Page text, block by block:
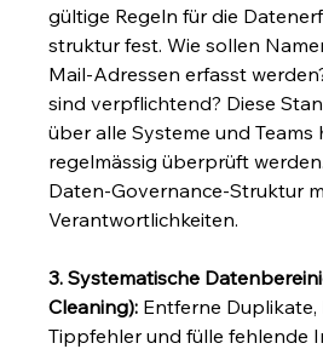
gültige Regeln für die
struktur fest. Wie sollen
Mail-Adressen erfasst
sind verpflichtend? Diese
über alle Systeme und
regelmässig überprüft
Daten-Governance-Struktur
Verantwortlichkeiten.
3. Systematische
Cleaning): Entferne Duplikate,
Tippfehler und fülle fehlende